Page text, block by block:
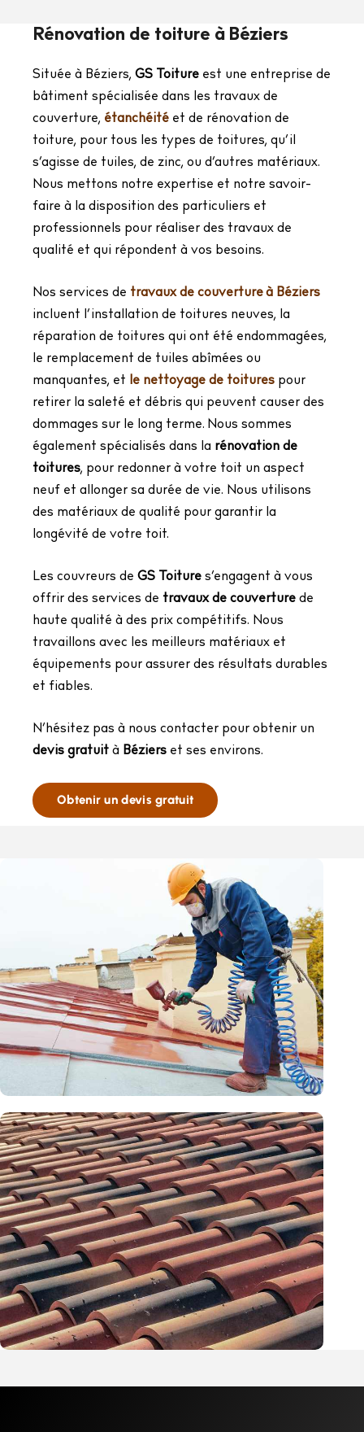
Rénovation de toiture à Béziers
Située à Béziers, GS Toiture est une entreprise de
bâtiment spécialisée dans les travaux de
couverture, étanchéité et de rénovation de
toiture, pour tous les types de toitures, qu’il
s’agisse de tuiles, de zinc, ou d’autres matériaux.
Nous mettons notre expertise et notre savoir-
faire à la disposition des particuliers et
professionnels pour réaliser des travaux de
qualité et qui répondent à vos besoins.
Nos services de travaux de couverture à Béziers
incluent l’installation de toitures neuves, la
réparation de toitures qui ont été endommagées,
le remplacement de tuiles abîmées ou
manquantes, et le nettoyage de toitures pour
retirer la saleté et débris qui peuvent causer des
dommages sur le long terme. Nous sommes
également spécialisés dans la rénovation de
toitures, pour redonner à votre toit un aspect
neuf et allonger sa durée de vie. Nous utilisons
des matériaux de qualité pour garantir la
longévité de votre toit.
Les couvreurs de GS Toitures’engagent à vous
offrir des services de travaux de couverturede
haute qualité à des prix compétitifs. Nous
travaillons avec les meilleurs matériaux et
équipements pour assurer des résultats durables
et fiables.
N’hésitez pas à nous contacter pour obtenir un
devis gratuità Béziers et ses environs.
Obtenir un devis gratuit